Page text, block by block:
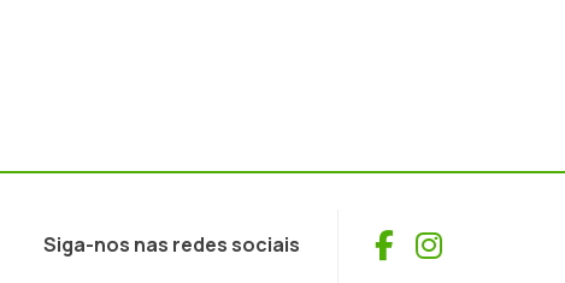
Siga-nos nas redes sociais Facebook
Instagram